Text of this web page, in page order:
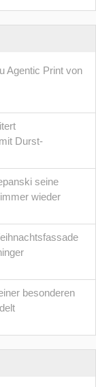
Agentic Print von
Durst-
seine
wieder
besonderen